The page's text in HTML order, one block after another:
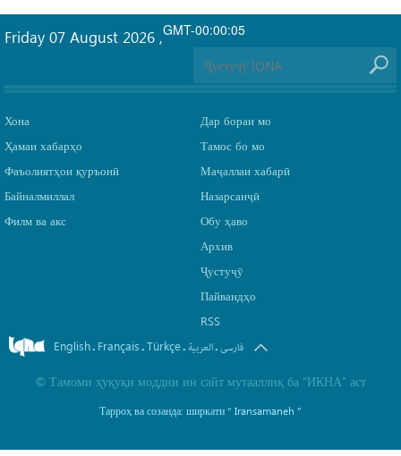
GMT-00:00:05
Friday 07 August 2026 ,
Хона
Ҳамаи хабарҳо
Фаъолиятҳои қуръонӣ
Байналмиллал
Филм ва акс
Дар бораи мо
Тамос бо мо
Маҷаллаи хабарӣ
Назарсанҷӣ
Обу ҳаво
Архив
Ҷустуҷӯ
Пайвандҳо
RSS
English. Français.Türkçe. العربیة.فارسی
© Тамоми ҳуқуқи моддии ин сайт мутааллиқ ба “ИКНА” аст
Тарроҳ ва созанда: ширкати“ Iransamaneh ”